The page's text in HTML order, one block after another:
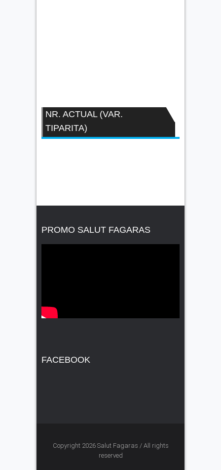
NR. ACTUAL (VAR.
TIPARITA)
PROMO SALUT FAGARAS
FACEBOOK
Copyright 2026 Salut Fagaras / All rights
reserved